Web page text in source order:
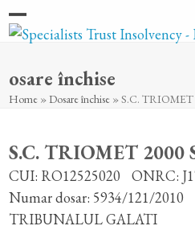
Skip
toOpen
menu
Close
menu
osare închise
Home »Dosare închise »S.C. TRIOMET
S.C. TRIOMET 2000
CUI: RO12525020
ONRC:
Numar dosar: 5934/121/2010
TRIBUNALUL GALATI